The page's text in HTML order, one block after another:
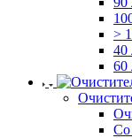
>
40
60